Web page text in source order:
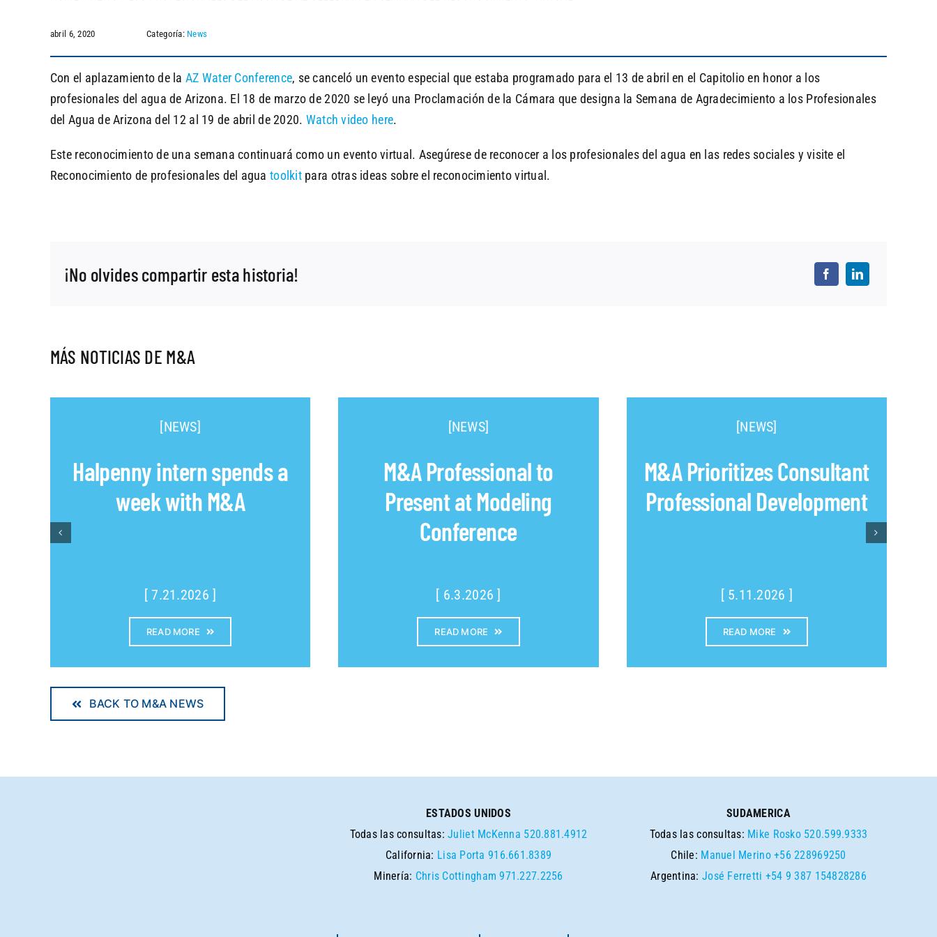
abril 6, 2020 Categoría: News
Con el aplazamiento de la AZ Water Conference, se canceló un evento especial que estaba programado para el 13 de abril en el Capitolio en honor a los
profesionales del agua de Arizona. El 18 de marzo de 2020 se leyó una Proclamación de la Cámara que designa la Semana de Agradecimiento a los Profesionales
del Agua de Arizona del 12 al 19 de abril de 2020. Watch video here.
Este reconocimiento de una semana continuará como un evento virtual. Asegúrese de reconocer a los profesionales del agua en las redes sociales y visite el
Reconocimiento de profesionales del aguatoolkitpara otras ideas sobre el reconocimiento virtual.
¡No olvides compartir esta historia!
MÁS NOTICIAS DE M&A
[NEWS]
Halpenny intern spends a
week with M&A
[ 7.21.2026 ]
READ MORE
[NEWS]
M&A Professional to
Present at Modeling
Conference
[ 6.3.2026 ]
READ MORE
[NEWS]
M&A Prioritizes Consultant
Professional Development
[ 5.11.2026 ]
READ MORE
BACK TO M&A NEWS
ESTADOS UNIDOS
Todas las consultas:Juliet McKenna 520.881.4912
California: Lisa Porta 916.661.8389
Minería: Chris Cottingham 971.227.2256
SUDAMERICA
Todas las consultas: Mike Rosko 520.599.9333
Chile: Manuel Merino +56 228969250
Argentina:José Ferretti +54 9 387 154828286